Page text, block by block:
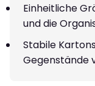
Einheitliche
und die
Stabile
Gegenstände